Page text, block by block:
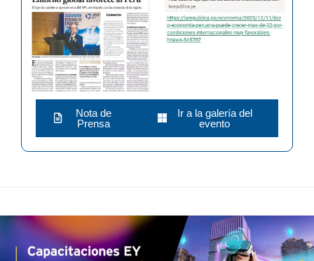
Nota de
Prensa
Ir a la galería del
evento